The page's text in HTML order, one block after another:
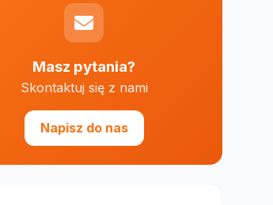
Masz pytania?
Skontaktuj się z nami
Napisz do nas